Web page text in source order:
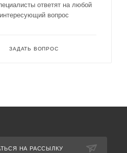
ответят на любой
интересующий вопрос
ЗАДАТЬ ВОПРОС
НА РАССЫЛКУ